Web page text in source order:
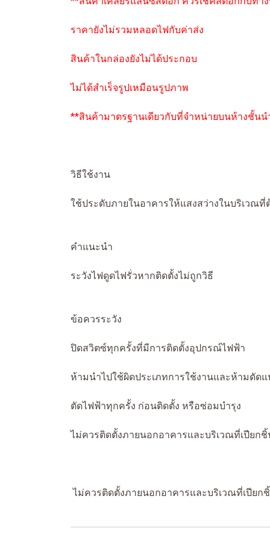
ราคายังไม่รวมหลอดไฟกับค่าส่ง
สินค้าในกล่องยังไม่ได้ประกอบ
ไม่ได้สำเร็จรูปเหมือนรูปภาพ
**สินค้ามาตรฐานเดียวกับที่จำหน่ายบนห้างชั้นน
วิธีใช้งาน
ใช้ประดับภายในอาคารให้แสงสว่างในบริเวณที่
คำแนะนำ
ระวังไฟดูดไฟรั่วหากติดตั้งไม่ถูกวิธี
ข้อควรระวัง
ปิดสวิตซ์ทุกครั้งที่มีการติดตั้งอุปกรณ์ไฟฟ้า
ห้ามนำไปใช้ผิดประเภทการใช้งานและห้ามดัด
ตัดไฟฟ้าทุกครั้ง ก่อนติดตั้ง หรือซ่อมบำรุง
ไม่ควรติดตั้งภายนอกอาคารและบริเวณที่เปียก
ไม่ควรติดตั้งภายนอกอาคารและบริเวณที่เปียก